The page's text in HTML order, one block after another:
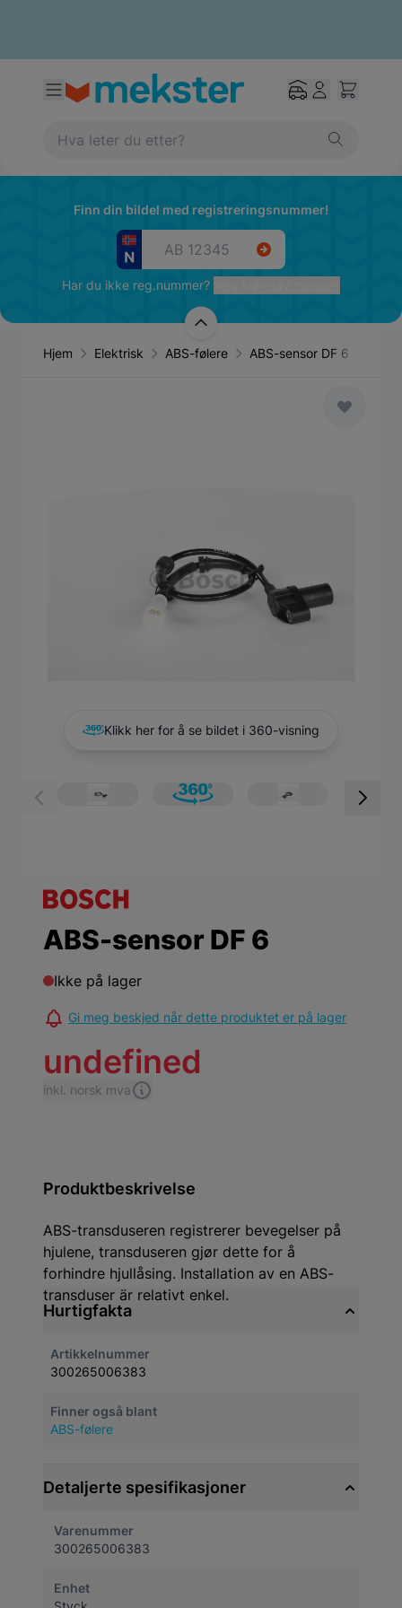
Finn din bildel med registreringsnummer!
Har du ikke reg.nummer?
Hjem Elektrisk ABS-følere ABS-sensor DF 6
Klikk her for å se bildet i 360-visning
View larger image
View larger image
View larger
ABS-sensor DF 6
Ikke på lager
Gi meg beskjed når dette produktet er på lager
undefined
inkl. norsk mva
Produktbeskrivelse
ABS-transduseren registrerer bevegelser på
hjulene, transduseren gjør dette for å
forhindre hjullåsing. Installation av en ABS-
transduser är relativt enkel.
Hurtigfakta
Artikkelnummer
300265006383
Finner også blant
ABS-følere
Detaljerte spesifikasjoner
Varenummer
300265006383
Enhet